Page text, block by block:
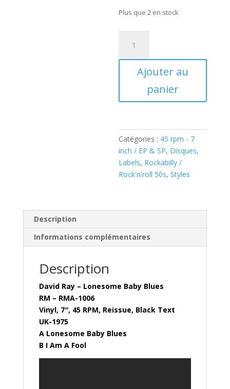
Plus que 2 en stock
David
Lonesome
(
Vinyl,
7"-
Reissue
)
RMA
Ajouter au
panier
Catégories : 45 rpm - 7
inch / EP & SP, Disques,
Labels, Rockabilly /
Rock'n'roll 50s,Styles
Description
Informations complémentaires
Description
David Ray – Lonesome Baby Blues
RM – RMA-1006
Vinyl, 7″, 45 RPM, Reissue, Black Text
UK-1975
A Lonesome Baby Blues
B I Am A Fool